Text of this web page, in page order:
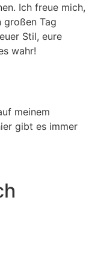
Ich freue mich,
großen Tag
Stil, eure
wahr!
meinem
gibt es immer